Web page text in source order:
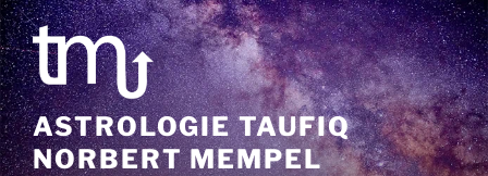
Zum
Inhalt
springen
ASTROLOGIE TAUFIQ
NORBERT MEMPEL